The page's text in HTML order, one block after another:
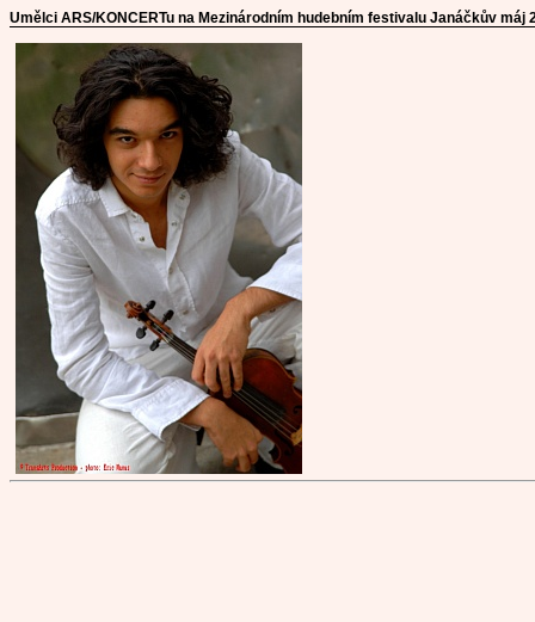
Umělci ARS/KONCERTu na Mezinárodním hudebním festivalu Janáčkův máj